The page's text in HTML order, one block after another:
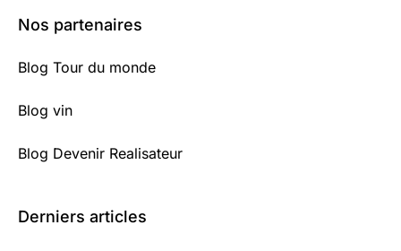
Nos partenaires
Blog Tour du monde
Blog vin
Blog Devenir Realisateur
Derniers articles